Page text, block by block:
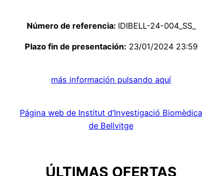
Número de referencia: IDIBELL-24-004_SS_
Plazo fin de presentación: 23/01/2024 23:59
más información pulsando aquí
Página web de Institut d’Investigació Biomèdica
de Bellvitge
ÚLTIMAS OFERTAS